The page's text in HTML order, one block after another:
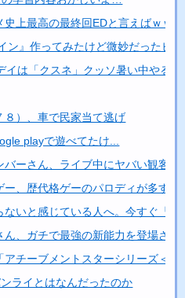
上最高の最終回EDと言えばｗｗｗ
ン』作ってみたけど微妙だったビ...
イは「クスネ」クッソ暑い中やる...
８）、車で民家当て逃げ
playで遊べてたけ...
バーさん、ライブ中にヤバい観客が
ー、歴代格ゲーのパロディが多すぎ
ないと感じている人へ。今すぐ『こ
ん、ガチで最強の新能力を登場させ
アチーブメントスターシリーズ＜ネ
ライとはなんだったのか